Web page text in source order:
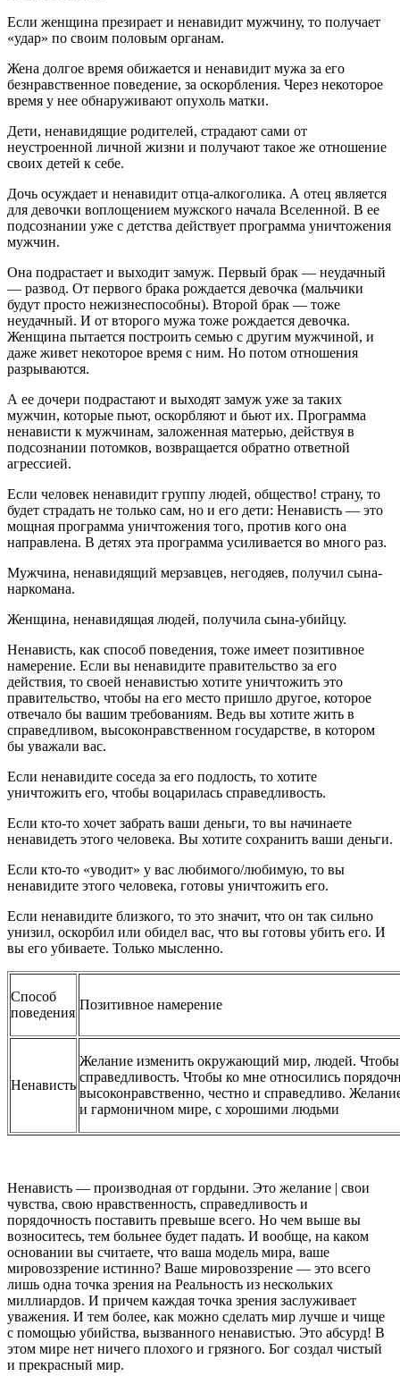
Если женщина презирает и ненавидит мужчину, то получает
«удар» по своим половым органам.
Жена долгое время обижается и ненавидит мужа за его
безнравственное поведение, за оскорбления. Через некоторое
время у нее обнаруживают опухоль матки.
Дети, ненавидящие родителей, страдают сами от
неустроенной личной жизни и получают такое же отношение
своих детей к себе.
Дочь осуждает и ненавидит отца-алкоголика. А отец является
для девочки воплощением мужского начала Вселенной. В ее
подсознании уже с детства действует программа уничтожения
мужчин.
Она подрастает и выходит замуж. Первый брак — неудачный
— развод. От первого брака рождается девочка (мальчики
будут просто нежизнеспособны). Второй брак — тоже
неудачный. И от второго мужа тоже рождается девочка.
Женщина пытается построить семью с другим мужчиной, и
даже живет некоторое время с ним. Но потом отношения
разрываются.
А ее дочери подрастают и выходят замуж уже за таких
мужчин, которые пьют, оскорбляют и бьют их. Программа
ненависти к мужчинам, заложенная матерью, действуя в
подсознании потомков, возвращается обратно ответной
агрессией.
Если человек ненавидит группу людей, общество! страну, то
будет страдать не только сам, но и его дети: Ненависть — это
мощная программа уничтожения того, против кого она
направлена. В детях эта программа усиливается во много раз.
Мужчина, ненавидящий мерзавцев, негодяев, получил сына-
наркомана.
Женщина, ненавидящая людей, получила сына-убийцу.
Ненависть, как способ поведения, тоже имеет позитивное
намерение. Если вы ненавидите правительство за его
действия, то своей ненавистью хотите уничтожить это
правительство, чтобы на его место пришло другое, которое
отвечало бы вашим требованиям. Ведь вы хотите жить в
справедливом, высоконравственном государстве, в котором
бы уважали вас.
Если ненавидите соседа за его подлость, то хотите
уничтожить его, чтобы воцарилась справедливость.
Если кто-то хочет забрать ваши деньги, то вы начинаете
ненавидеть этого человека. Вы хотите сохранить ваши деньги.
Если кто-то «уводит» у вас любимого/любимую, то вы
ненавидите этого человека, готовы уничтожить его.
Если ненавидите близкого, то это значит, что он так сильно
унизил, оскорбил или обидел вас, что вы готовы убить его. И
вы его убиваете. Только мысленно.
Способ
поведения
Позитивное намерение
Ненависть
Желание изменить окружающий мир, людей. Чтобы
справедливость. Чтобы ко мне относились
высоконравственно, честно и справедливо.
и гармоничном мире, с хорошими людьми
Ненависть — производная от гордыни. Это желание | свои
чувства, свою нравственность, справедливость и
порядочность поставить превыше всего. Но чем выше вы
возноситесь, тем больнее будет падать. И вообще, на каком
основании вы считаете, что ваша модель мира, ваше
мировоззрение истинно? Ваше мировоззрение — это всего
лишь одна точка зрения на Реальность из нескольких
миллиардов. И причем каждая точка зрения заслуживает
уважения. И тем более, как можно сделать мир лучше и чище
с помощью убийства, вызванного ненавистью. Это абсурд! В
этом мире нет ничего плохого и грязного. Бог создал чистый
и прекрасный мир.